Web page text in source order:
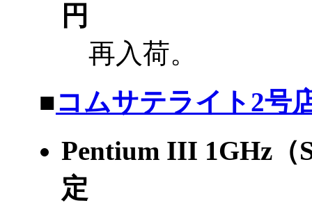
円
再入荷。
■コムサテライト2号
Pentium III 1GHz（
定